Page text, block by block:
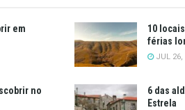
em
10
férias
JUL 26,
no
6 das
Estrela